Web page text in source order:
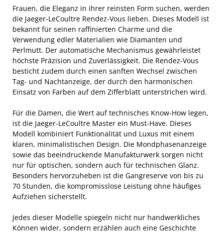
Frauen, die Eleganz in ihrer reinsten Form suchen, werden
die Jaeger-LeCoultre Rendez-Vous lieben. Dieses Modell ist
bekannt für seinen raffinierten Charme und die
Verwendung edler Materialien wie Diamanten und
Perlmutt. Der automatische Mechanismus gewährleistet
höchste Präzision und Zuverlässigkeit. Die Rendez-Vous
besticht zudem durch einen sanften Wechsel zwischen
Tag- und Nachtanzeige, der durch den harmonischen
Einsatz von Farben auf dem Zifferblatt unterstrichen wird.
Für die Damen, die Wert auf technisches Know-How legen,
ist die Jaeger-LeCoultre Master ein Must-Have. Dieses
Modell kombiniert Funktionalität und Luxus mit einem
klaren, minimalistischen Design. Die Mondphasenanzeige
sowie das beeindruckende Manufakturwerk sorgen nicht
nur für optischen, sondern auch für technischen Glanz.
Besonders hervorzuheben ist die Gangreserve von bis zu
70 Stunden, die kompromisslose Leistung ohne häufiges
Aufziehen sicherstellt.
Jedes dieser Modelle spiegeln nicht nur handwerkliches
Können wider, sondern erzählen auch eine Geschichte